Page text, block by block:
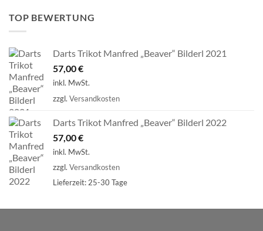
TOP BEWERTUNG
Darts Trikot Manfred „Beaver“ Bilderl 2021
57,00€
inkl. MwSt.
zzgl. Versandkosten
Darts Trikot Manfred „Beaver“ Bilderl 2022
57,00€
inkl. MwSt.
zzgl. Versandkosten
Lieferzeit:25-30 Tage